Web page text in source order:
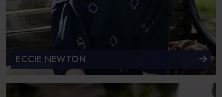
ECCIE NEWTON